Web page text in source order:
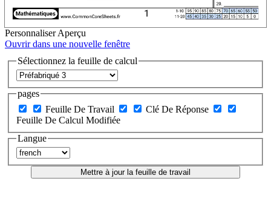
Personnaliser Aperçu
Ouvrir dans une nouvelle fenêtre
Sélectionnez la feuille de calcul
pages
Feuille De Travail
Clé De Réponse
Feuille De Calcul Modifiée
Langue
Mettre à jour la feuille de travail